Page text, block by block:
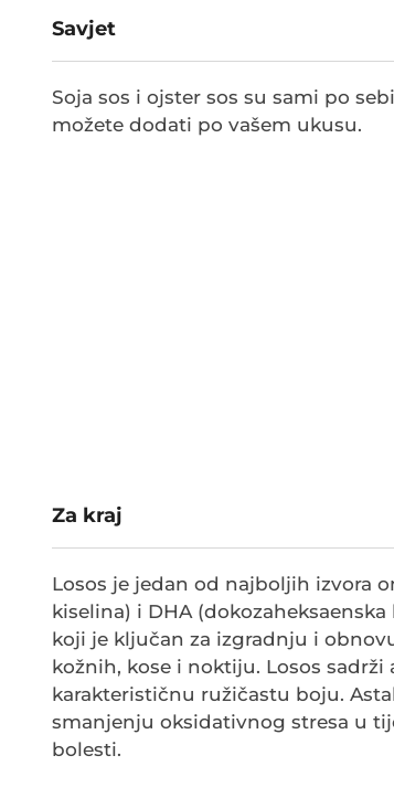
Savjet
Soja sos i ojster sos su sami po
možete dodati po vašem ukusu.
Za kraj
Losos je jedan od najboljih izvora
kiselina) i DHA
koji je ključan za izgradnju i
kožnih, kose i noktiju. Losos
karakterističnu ružičastu boju.
smanjenju oksidativnog stresa u
bolesti.